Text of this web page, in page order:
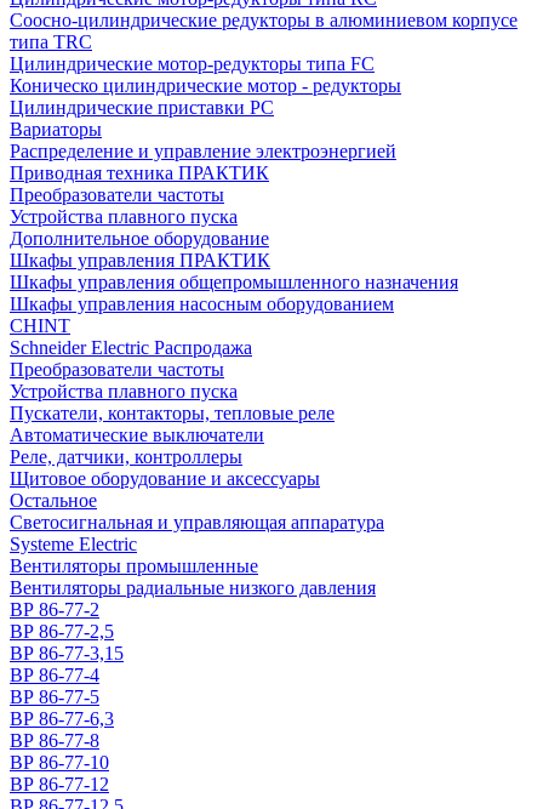
Соосно-цилиндрические редукторы в алюминиевом корпусе
типа TRC
Цилиндрические мотор-редукторы типа FC
Коническо цилиндрические мотор - редукторы
Цилиндрические приставки PC
Вариаторы
Распределение и управление электроэнергией
Приводная техника ПРАКТИК
Преобразователи частоты
Устройства плавного пуска
Дополнительное оборудование
Шкафы управления ПРАКТИК
Шкафы управления общепромышленного назначения
Шкафы управления насосным оборудованием
CHINT
Schneider Electric Распродажа
Преобразователи частоты
Устройства плавного пуска
Пускатели, контакторы, тепловые реле
Автоматические выключатели
Реле, датчики, контроллеры
Щитовое оборудование и аксессуары
Остальное
Светосигнальная и управляющая аппаратура
Systeme Electric
Вентиляторы промышленные
Вентиляторы радиальные низкого давления
ВР 86-77-2
ВР 86-77-2,5
ВР 86-77-3,15
ВР 86-77-4
ВР 86-77-5
ВР 86-77-6,3
ВР 86-77-8
ВР 86-77-10
ВР 86-77-12